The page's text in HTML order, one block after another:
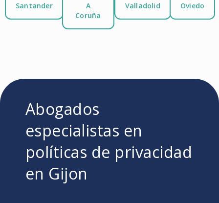
Santander
A
Coruña
Valladolid Oviedo
Abogados
especialistas en
políticas de privacidad
en Gijon